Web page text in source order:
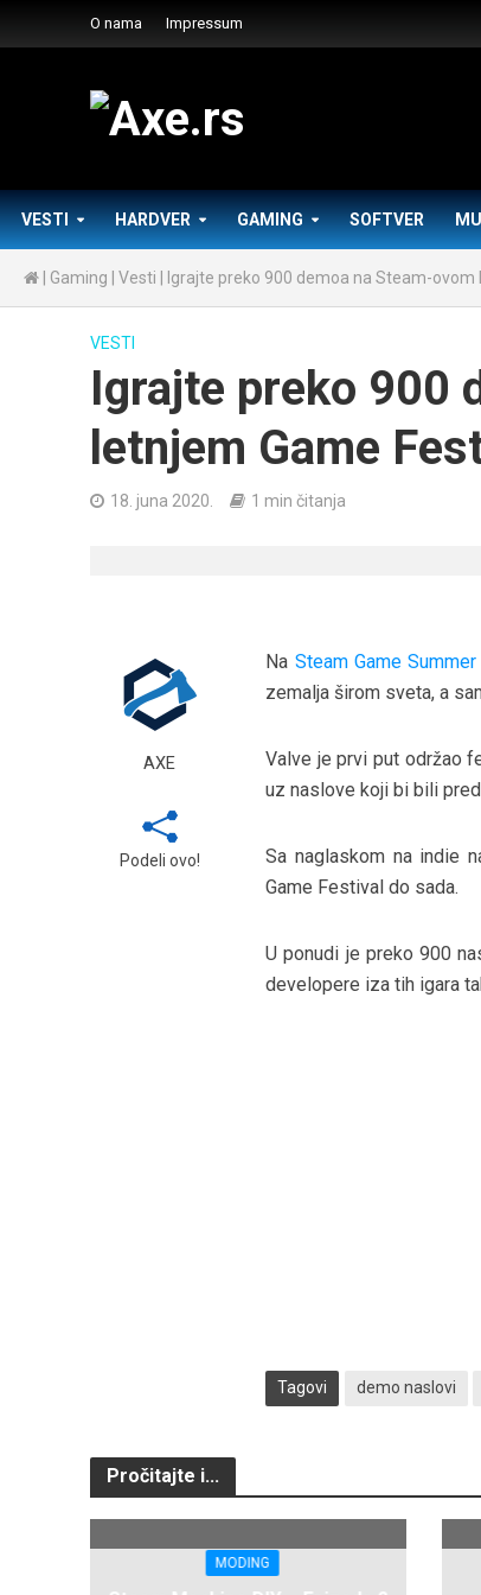
O nama Impressum
VESTI HARDVER GAMING SOFTVER
Gaming Vesti Igrajte preko 900 demoa na Steam-ovom
VESTI
Igrajte preko 900
letnjem Game
18. juna 2020. 1 min čitanja
AXE
Podeli ovo!
Na Steam Game
zemalja širom sveta, a
Valve je prvi put održao
uz naslove koji bi bili
Sa naglaskom na indie
Game Festival do sada.
U ponudi je preko 900
developere iza tih igara
Tagovi demo naslovi
Pročitajte i...
MODING